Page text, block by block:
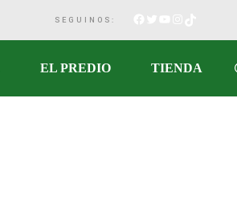
SEGUINOS:
EL PREDIO TIENDA